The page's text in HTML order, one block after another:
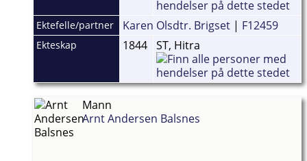
Ektefelle/partner Karen Olsdtr. Brigset | F12459
Ekteskap 1844 ST, Hitra
Mann
Arnt Andersen Balsnes